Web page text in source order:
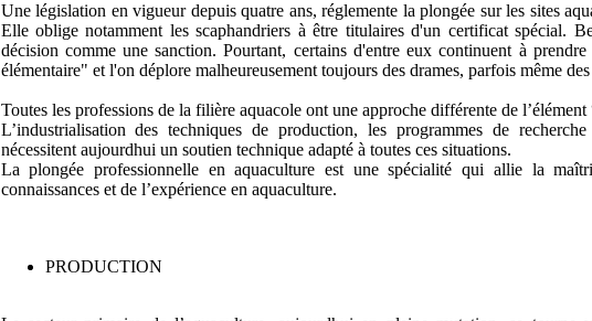
Une législation en vigueur depuis quatre ans, réglemente la plongée sur les sites
Elle oblige notamment les scaphandriers à être titulaires d'un certificat spécial.
décision comme une sanction. Pourtant, certains d'entre eux continuent à
élémentaire" et l'on déplore malheureusement toujours des drames, parfois même
Toutes les professions de la filière aquacole ont une approche différente de l’élément
L’industrialisation des techniques de production, les programmes de
nécessitent aujourdhui un soutien technique adapté à toutes ces situations.
La plongée professionnelle en aquaculture est une spécialité qui allie la
connaissances et de l’expérience en aquaculture.
PRODUCTION